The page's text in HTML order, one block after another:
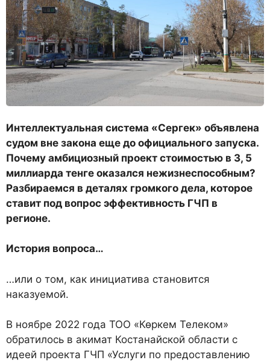
Интеллектуальная система «Сергек» объявлена
судом вне закона еще до официального запуска.
Почему амбициозный проект стоимостью в 3, 5
миллиарда тенге оказался нежизнеспособным?
Разбираемся в деталях громкого дела, которое
ставит под вопрос эффективность ГЧП в
регионе.
История вопроса…
…или о том, как инициатива становится
наказуемой.
В ноябре 2022 года ТОО «Көркем Телеком»
обратилось в акимат Костанайской области с
идеей проекта ГЧП «Услуги по предоставлению